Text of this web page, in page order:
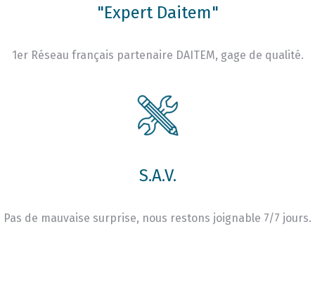
"Expert Daitem"
1er Réseau français partenaire DAITEM, gage de qualité.
S.A.V.
Pas de mauvaise surprise, nous restons joignable 7/7 jours.